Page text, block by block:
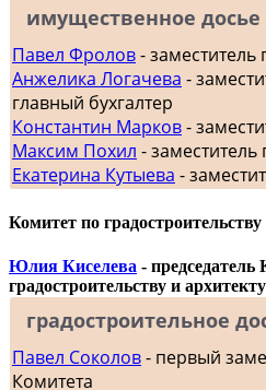
имущественное досье
Павел Фролов- заместитель
Анжелика Логачева -
главный бухгалтер
Константин Марков-
Максим Похил - заместитель
Екатерина Кутыева -
Комитет по
Юлия Киселева - председатель
градостроительству и
градостроительное
Павел Соколов- первый
Комитета